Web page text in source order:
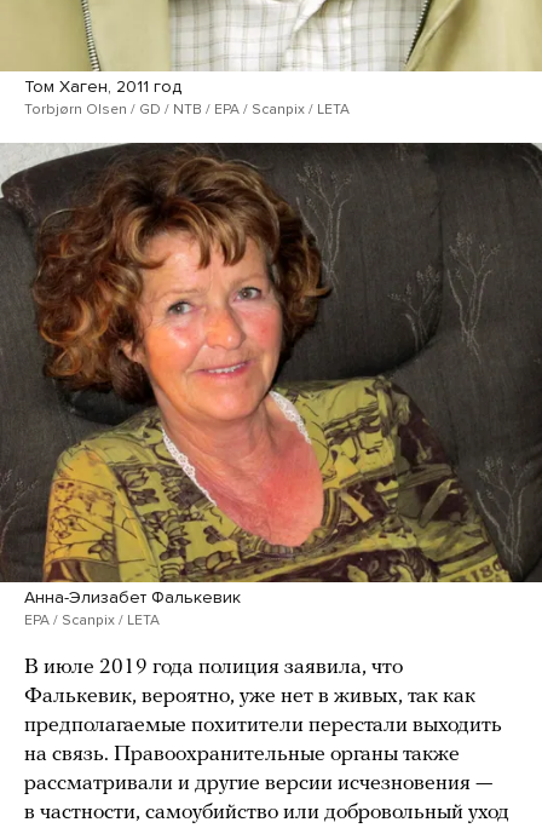
Том Хаген, 2011 год
Torbjørn Olsen / GD / NTB / EPA / Scanpix / LETA
Анна-Элизабет Фалькевик
EPA / Scanpix / LETA
В июле 2019 года полиция заявила, что
Фалькевик, вероятно, уже нет в живых, так как
предполагаемые похитители перестали выходить
на связь. Правоохранительные органы также
рассматривали и другие версии исчезновения —
в частности, самоубийство или добровольный уход